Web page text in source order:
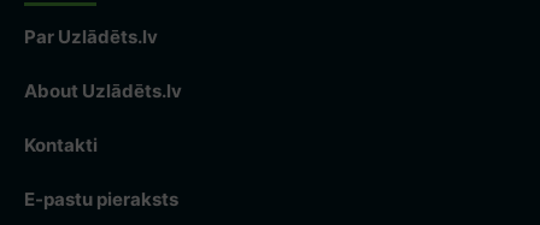
Par Uzlādēts.lv
About Uzlādēts.lv
Kontakti
E-pastu pieraksts